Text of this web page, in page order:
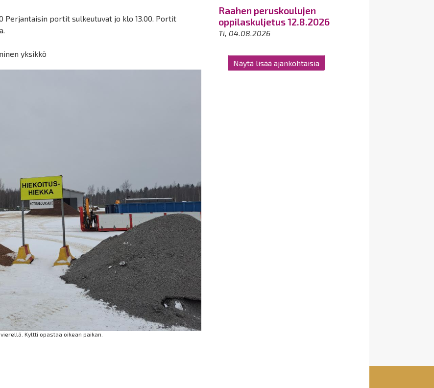
Perjantaisin portit sulkeutuvat jo klo 13.00. Portit
yksikkö
Kyltti opastaa oikean paikan.
Raahen peruskoulujen
oppilaskuljetus 12.8.2026
Ti, 04.08.2026
Näytä lisää ajankohtaisia